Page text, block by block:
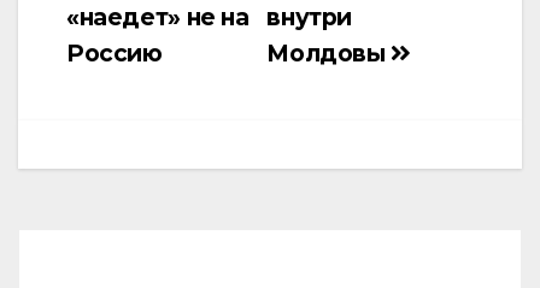
внутри
Молдовы
«наедет» не на
Россию